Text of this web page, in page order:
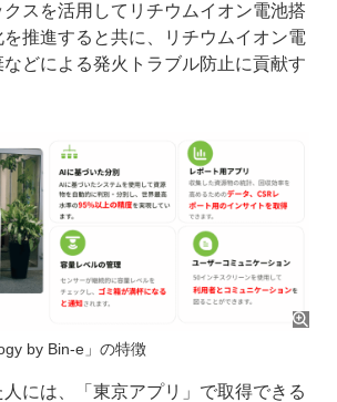
スを活用してリチウムイオン電池搭
推進すると共に、リチウムイオン電
どによる発火トラブル防止に貢献す
by Bin-e」の特徴
には、「東京アプリ」で取得できる